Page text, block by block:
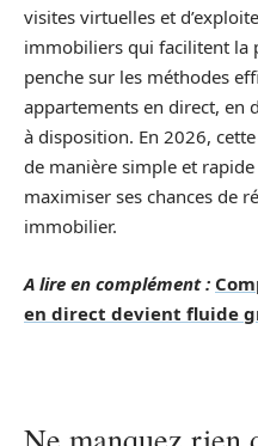
visites virtuelles et
immobiliers qui facilitent la
penche sur les méthodes
appartements en direct, en
à disposition. En 2026,
de manière simple et
maximiser ses chances de
immobilier.
A lire en complément :
en direct devient fluide